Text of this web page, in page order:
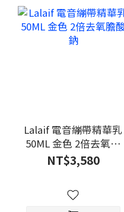
Lalaif 電音繃帶精華乳
50ML 金色 2倍去氧膽
酸鈉
NT$3,580